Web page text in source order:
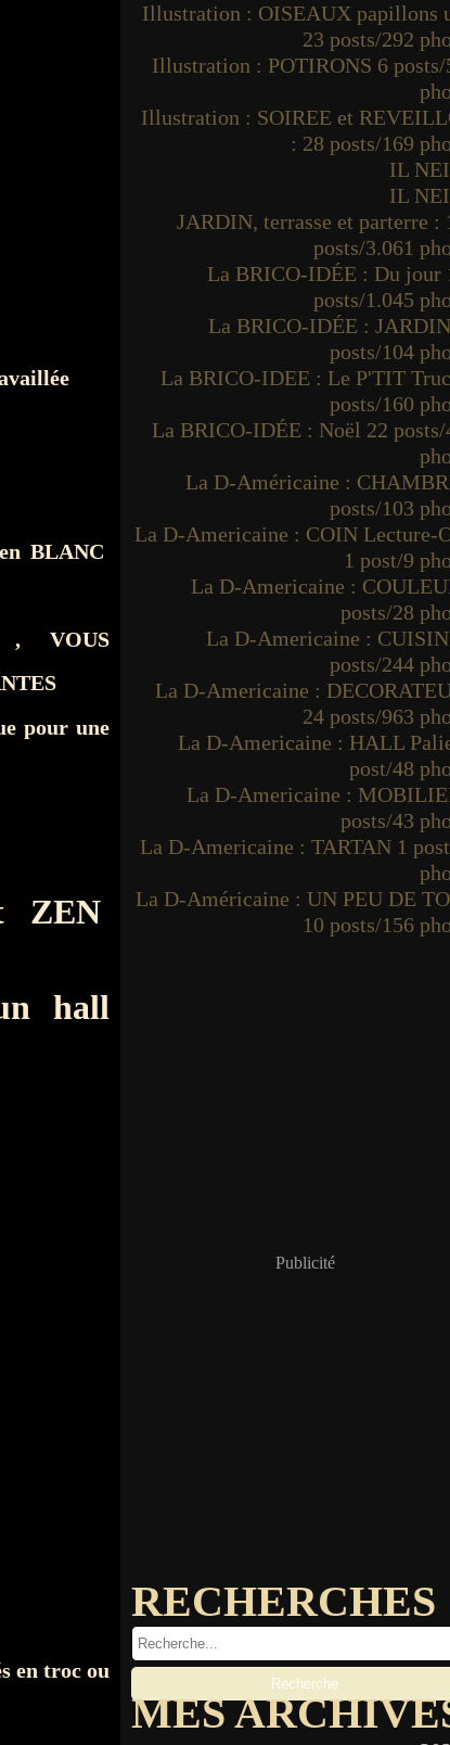
BLANC
, VOUS
pour une
ZEN
hall
en troc ou
Illustration : OISEAUX papillons
23 posts/292
Illustration : POTIRONS 6 posts/
Illustration : SOIREE et
: 28 posts/169
IL
IL
JARDIN, terrasse et parterre :
posts/3.061
La BRICO-IDÉE : Du jour
posts/1.045
La BRICO-IDÉE :
posts/104
La BRICO-IDEE : Le P'TIT
posts/160
La BRICO-IDÉE : Noël 22 posts/
La D-Américaine :
posts/103
La D-Americaine : COIN Lecture-
1 post/9
La D-Americaine :
posts/28
La D-Americaine :
posts/244
La D-Americaine :
24 posts/963
La D-Americaine : HALL
post/48
La D-Americaine :
posts/43
La D-Americaine : TARTAN 1
La D-Américaine : UN PEU DE
10 posts/156
Publicité
RECHERCHES
MES